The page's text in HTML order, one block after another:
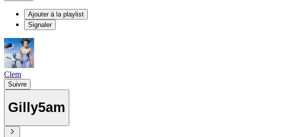
Ajouter à la playlist
Signaler
Clem
Suivre
Gilly5am